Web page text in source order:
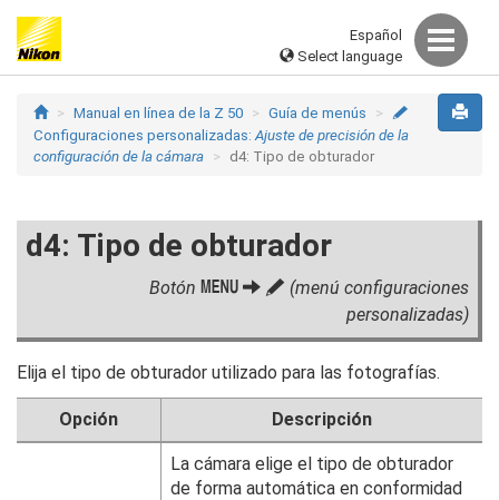
Español
Select language
Manual en línea de la Z 50 Guía de menús A
Configuraciones personalizadas:Ajuste de precisión de la
configuración de la cámara
d4: Tipo de obturador
d4: Tipo de obturador
Botón G A (menú configuraciones
personalizadas)
Elija el tipo de obturador utilizado para las fotografías.
Opción Descripción
La cámara elige el tipo de obturador
de forma automática en conformidad